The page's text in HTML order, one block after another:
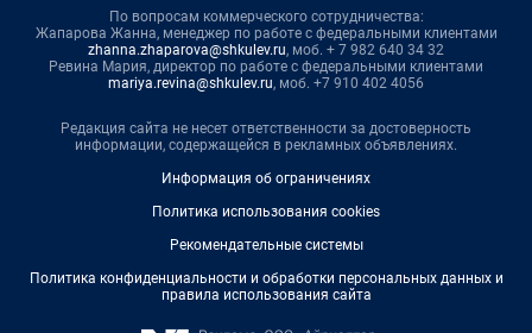
По вопросам коммерческого сотрудничества:
Жапарова Жанна, менеджер по работе с федеральными клиентами
zhanna.zhaparova@shkulev.ru, моб. + 7 982 640 34 32
Ревина Мария, директор по работе с федеральными клиентами
mariya.revina@shkulev.ru, моб. +7 910 402 4056
Редакция сайта не несет ответственности за достоверность
информации, содержащейся в рекламных объявлениях.
Информация об ограничениях
Политика использования cookies
Рекомендательные системы
Политика конфиденциальности и обработки персональных данных и
правила использования сайта